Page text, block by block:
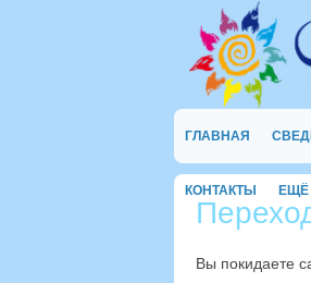
ГЛАВНАЯ
КОНТАКТЫ ЕЩЁ
Вы покидаете